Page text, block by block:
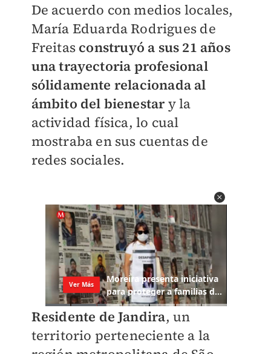
De acuerdo con medios locales,
María Eduarda Rodrigues de
Freitas construyó a sus 21 años
una trayectoria profesional
sólidamente relacionada al
ámbito del bienestary la
actividad física, lo cual
mostraba en sus cuentas de
redes sociales.
Residente de Jandira, un
territorio perteneciente a la